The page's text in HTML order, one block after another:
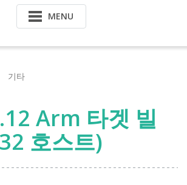
MENU
기타
Arm 타겟 빌
호스트)